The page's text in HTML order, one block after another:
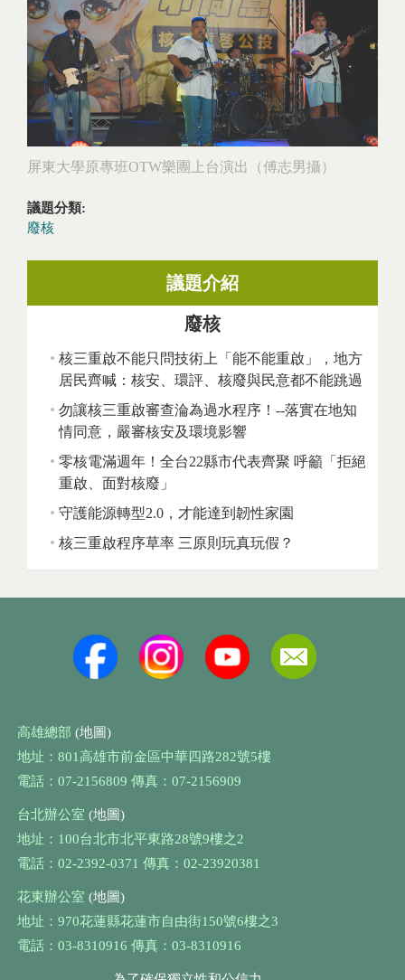
屏東大學原專班OTW樂團上台演出（傅志男攝）
議題分類:
廢核
議題介紹
廢核
核三重啟不能只問技術上「能不能重啟」，地方
居民齊喊：核安、環評、核廢與民意都不能跳過
勿讓核三重啟審查淪為過水程序！--落實在地知
情同意，嚴審核安及環境影響
零核電滿週年！全台22縣市代表齊聚 呼籲「拒絕
重啟、面對核廢」
守護能源轉型2.0，才能達到韌性家園
核三重啟程序草率 三原則玩真玩假？
高雄總部 (地圖)
地址：801高雄市前金區中華四路282號5樓
電話：07-2156809 傳真：07-2156909
台北辦公室 (地圖)
地址：100台北市北平東路28號9樓之2
電話：02-2392-0371 傳真：02-23920381
花東辦公室 (地圖)
地址：970花蓮縣花蓮市自由街150號6樓之3
電話：03-8310916 傳真：03-8310916